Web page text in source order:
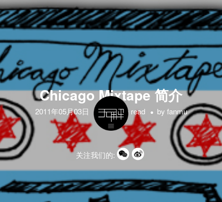
Chicago Mixtape 简介
2011年05月03日 1 minute read by fanmu
关注我们的: